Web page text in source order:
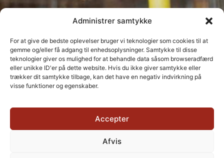
Administrer samtykke
For at give de bedste oplevelser bruger vi teknologier som cookies til at
gemme og/eller få adgang til enhedsoplysninger. Samtykke til disse
teknologier giver os mulighed for at behandle data såsom browseradfærd
eller unikke ID'er på dette website. Hvis du ikke giver samtykke eller
trækker dit samtykke tilbage, kan det have en negativ indvirkning på
visse funktioner og egenskaber.
Accepter
Afvis